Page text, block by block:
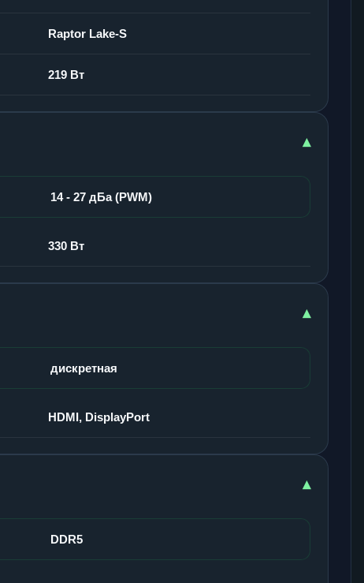
Raptor Lake-S
219 Вт
▾
14 - 27 дБа (PWM)
330 Вт
▾
дискретная
HDMI, DisplayPort
▾
DDR5